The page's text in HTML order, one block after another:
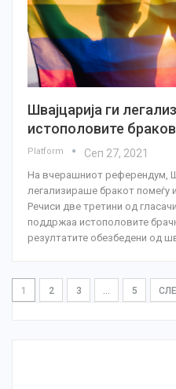
Швајцарија ги
истополовите
Platform Сеп 27, 2021
На вчерашниот референдум,
легализираше бракот помеѓу
Речиси две третини од
поддржаа истополовите
резултатите обезбедени од
1 2 3 … 5